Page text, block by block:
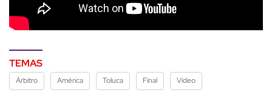
TEMAS
Árbitro América Toluca Final Video